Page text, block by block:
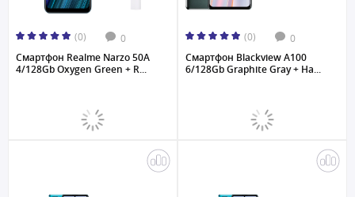
(0) 0
Смартфон Realme Narzo 50A
4/128Gb Oxygen Green + R...
(0) 0
Смартфон Blackview A100
6/128Gb Graphite Gray + На...